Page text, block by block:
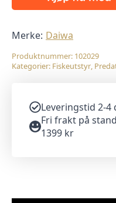
Oil
antall
Merke: Daiwa
Produktnummer: 102029
Kategorier: Fiskeutstyr,
Leveringstid 2-4
Fri frakt på
1399 kr